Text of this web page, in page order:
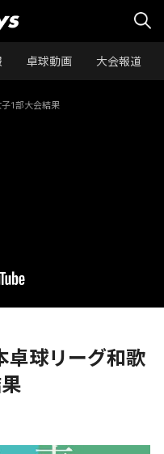
卓球動画 大会報道
子1部大会結果
卓球リーグ和歌